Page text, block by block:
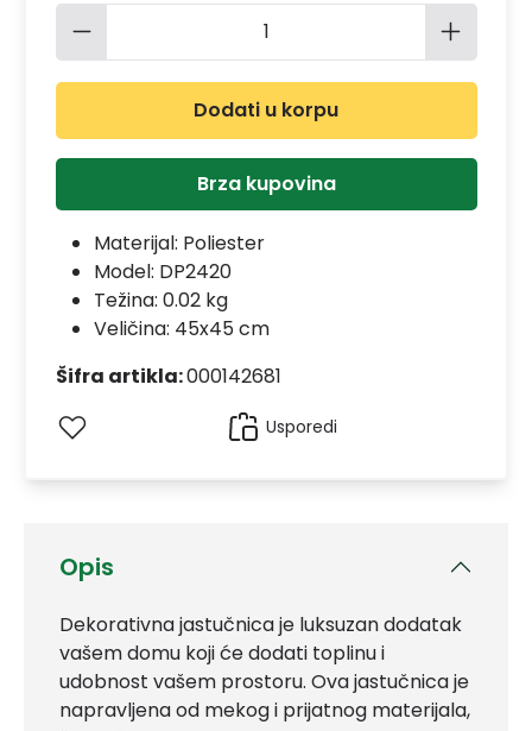
Opis
Dekorativna jastučnica je luksuzan dodatak
vašem domu koji će dodati toplinu i
udobnost vašem prostoru. Ova jastučnica je
napravljena od mekog i prijatnog materijala,
Količina proizvoda: Unesite
Dodati u korpu
Brza kupovina
Materijal: Poliester
Model: DP2420
Težina: 0.02 kg
Veličina: 45x45 cm
Šifra artikla:000142681
Usporedi